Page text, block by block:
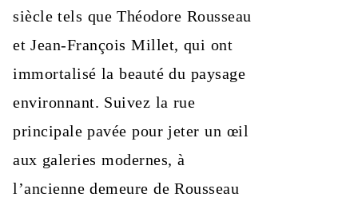
siècle tels que Théodore Rousseau
et Jean-François Millet, qui ont
immortalisé la beauté du paysage
environnant. Suivez la rue
principale pavée pour jeter un œil
aux galeries modernes, à
l’ancienne demeure de Rousseau